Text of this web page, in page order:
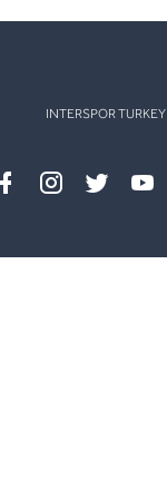
INTERSPOR TURKEY